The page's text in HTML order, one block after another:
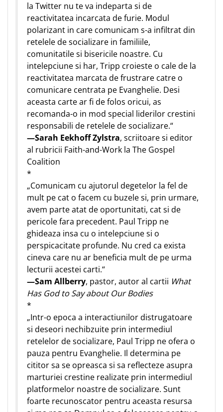
la Twitter nu te va indeparta si de
reactivitatea incarcata de furie. Modul
polarizant in care comunicam s-a infiltrat din
retelele de socializare in familiile,
comunitatile si bisericile noastre. Cu
intelepciune si har, Tripp croieste o cale de la
reactivitatea marcata de frustrare catre o
comunicare centrata pe Evanghelie. Desi
aceasta carte ar fi de folos oricui, as
recomanda-o in mod special liderilor crestini
responsabili de retelele de socializare.“
—Sarah Eekhoff Zylstra, scriitoare si editor
al rubricii Faith-and-Work la The Gospel
Coalition
*
„Comunicam cu ajutorul degetelor la fel de
mult pe cat o facem cu buzele si, prin urmare,
avem parte atat de oportunitati, cat si de
pericole fara precedent. Paul Tripp ne
ghideaza insa cu o intelepciune si o
perspicacitate profunde. Nu cred ca exista
cineva care nu ar beneficia mult de pe urma
lecturii acestei carti.“
—Sam Allberry, pastor, autor al cartii What
Has God to Say about Our Bodies
*
„Intr-o epoca a interactiunilor distrugatoare
si deseori nechibzuite prin intermediul
retelelor de socializare, Paul Tripp ne ofera o
pauza pentru Evanghelie. Il determina pe
cititor sa se opreasca si sa reflecteze asupra
marturiei crestine realizate prin intermediul
platformelor noastre de socializare. Sunt
foarte recunoscator pentru aceasta resursa